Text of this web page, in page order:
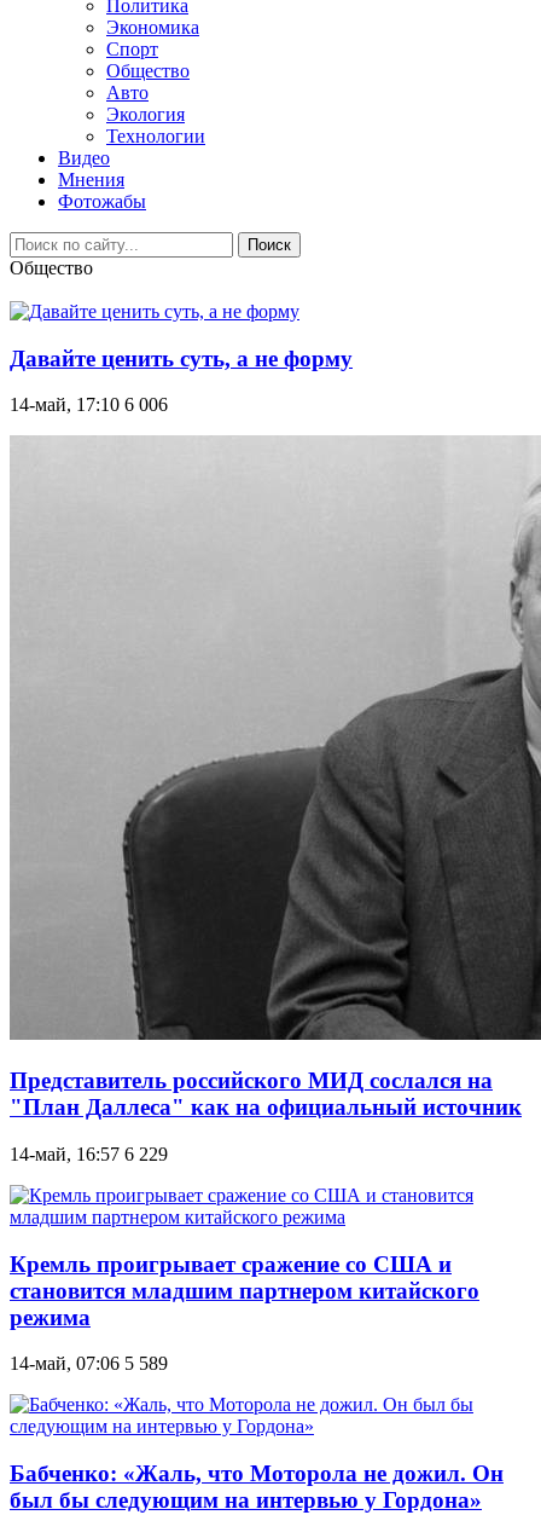
Политика
Экономика
Спорт
Общество
Авто
Экология
Технологии
Видео
Мнения
Фотожабы
Поиск
Общество
Давайте ценить суть, а не форму
14-май, 17:10 6 006
Представитель российского МИД сослался на
"План Даллеса" как на официальный источник
14-май, 16:57 6 229
Кремль проигрывает сражение со США и
становится младшим партнером китайского
режима
14-май, 07:06 5 589
Бабченко: «Жаль, что Моторола не дожил. Он
был бы следующим на интервью у Гордона»